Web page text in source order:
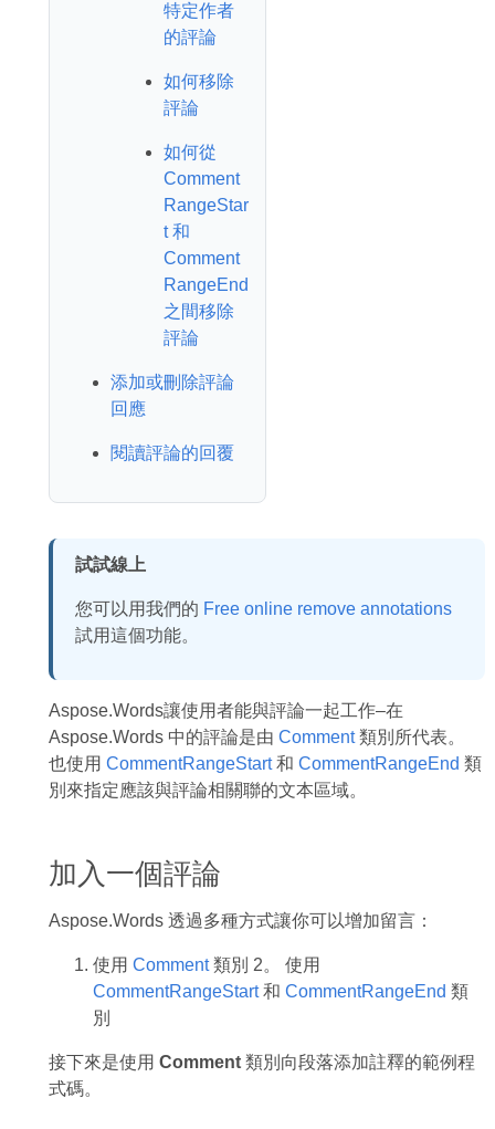
特定作者
的評論
如何移除
評論
如何從
Comment
RangeStar
t 和
Comment
RangeEnd
之間移除
評論
添加或刪除評論
回應
閱讀評論的回覆
試試線上
您可以用我們的 Free online remove annotations
試用這個功能。
Aspose.Words讓使用者能與評論一起工作–在
Aspose.Words 中的評論是由 Comment類別所代表。
也使用 CommentRangeStart和 CommentRangeEnd 類
別來指定應該與評論相關聯的文本區域。
加入一個評論
Aspose.Words 透過多種方式讓你可以增加留言：
使用 Comment類別 2。 使用
CommentRangeStart和 CommentRangeEnd 類
別
接下來是使用 Comment類別向段落添加註釋的範例程
式碼。